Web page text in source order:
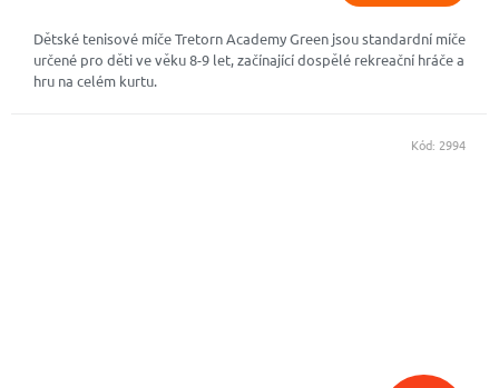
Dětské tenisové míče Tretorn Academy Green jsou standardní míče
určené pro děti ve věku 8-9 let, začínající dospělé rekreační hráče a
hru na celém kurtu.
Kód: 2994